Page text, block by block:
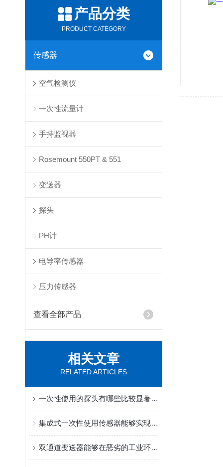
产品分类
PRODUCT CATEGORY
传感器
空气检测仪
一次性流量计
手持监视器
Rosemount 550PT & 551
变送器
探头
PH计
电导率传感器
压力传感器
查看全部产品
相关文章
RELATED ARTICLES
一次性使用的探头有哪些比较显著的优势？
集成式一次性使用传感器能够实现对微量目标物质的快速检测
双通道变送器能够在恶劣的工业环境中稳定运行